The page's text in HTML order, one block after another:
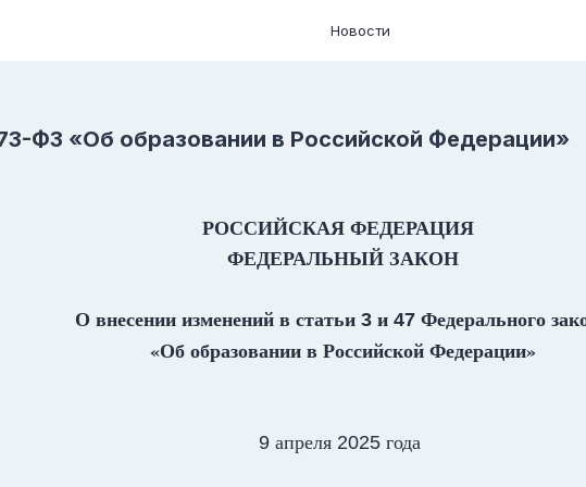
Новости
ФЗ «Об образовании в Российской Федерации»
РОССИЙСКАЯ ФЕДЕРАЦИЯ
ФЕДЕРАЛЬНЫЙ ЗАКОН
О внесении изменений в статьи 3 и 47 Федерального
«Об образовании в Российской Федерации»
Думой 9 апреля 2025 года